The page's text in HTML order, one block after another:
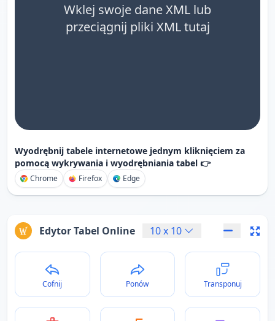
Wklej swoje dane XML lub
przeciągnij pliki XML tutaj
Wyodrębnij tabele internetowe jednym kliknięciem za
pomocą wykrywania i wyodrębniania tabel 👉
Chrome Firefox Edge
Edytor Tabel Online 10x 10
Cofnij Ponów Transponuj